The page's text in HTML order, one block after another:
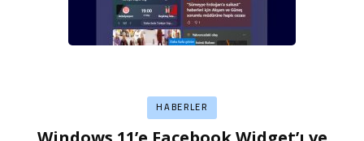
HABERLER